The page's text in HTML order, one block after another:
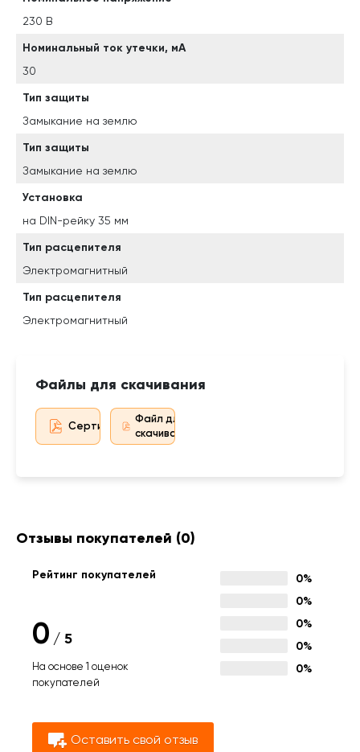
230 В
Номинальный ток утечки, мА
30
Тип защиты
Замыкание на землю
Тип защиты
Замыкание на землю
Установка
на DIN-рейку 35 мм
Тип расцепителя
Электромагнитный
Тип расцепителя
Электромагнитный
Файлы для скачивания
Сертификат дистрибьютора
Файл для
скачивания
Отзывы покупателей (0)
Рейтинг покупателей
0 / 5
На основе 1 оценок
покупателей
0%
0%
0%
0%
0%
Оставить свой отзыв